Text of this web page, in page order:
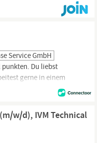
einen versierten
unter anderem: eine
ein
Service GmbH
Du liebst
gerne in einem
die Verantwortung für
daher bitte noch
mit Java Kenntnisse
und Angular...
w/d), IVM Technical